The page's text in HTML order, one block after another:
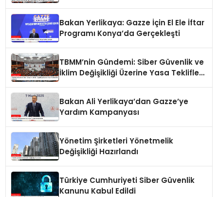
Bakan Yerlikaya: Gazze İçin El Ele İftar
Programı Konya’da Gerçekleşti
TBMM’nin Gündemi: Siber Güvenlik ve
İklim Değişikliği Üzerine Yasa Teklifleri
Bakan Ali Yerlikaya’dan Gazze’ye
Yardım Kampanyası
Yönetim Şirketleri Yönetmelik
Değişikliği Hazırlandı
Türkiye Cumhuriyeti Siber Güvenlik
Kanunu Kabul Edildi